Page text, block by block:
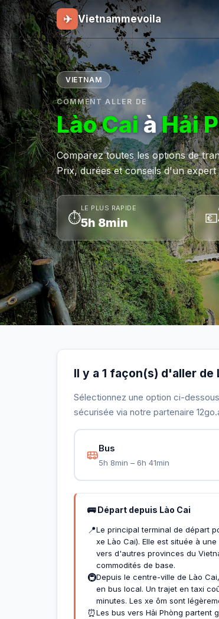
✈ Vietnammevoila
VIETNAM
COMMENT ALLER DE
Lào CaiàHải
Comparez toutes les options de
Prix, durées et conseils d'un expert
⏱
LE PLUS RAPIDE
5h 8min 💶
Il y a 1 façon(s) d'aller de
Sélectionnez une option ci-
sécurisée via notre partenaire
Bus
5h 8min – 6h 41min
🚌 Départ depuis Lào Cai
📍Le principal terminal de départ
xe Lào Cai). Elle est située à
vers d'autres provinces du
commodités de base.
🚇Depuis le centre-ville de Lào
en bus local. Un trajet en taxi
minutes. Les xe ôm sont
⏰Les bus vers Hải Phòng partent